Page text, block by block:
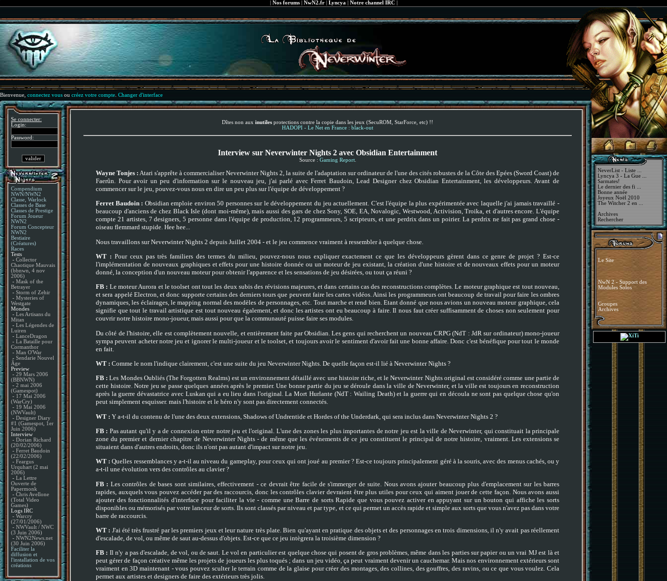
Nos forums| NwN2.fr| Lyncya Notre channel IRC|
Bienvenue, connectez vous ou créez votre compte Changer d'interface
Se connecter:
Login:
Password:
Compendium
NWN/NWN2
Classe, Warlock
Classes de Base
Classes de Prestige
Forum Joueur
NWN2
Forum Concepteur
NWN2
Bestiaire
(Créatures)
Races
Tests
- Collector
Chaotique Mauvais
(bbnwn, 4 nov
2006)
- Mask of the
Betrayer
- Storm of Zehir
- Mysteries of
Westgate
Mondes
- Les Artisans du
Mitan
- Les Légendes de
Luiren
- LanceDragon
- La Bataille pour
Cormanthor
- Man O'War
- Sendarie Nouvel
Âge
Preview
- 29 Mars 2006
(BBNWN)
- 2 mai 2006
(Gamespot)
- 17 Mai 2006
(WarCry)
- 19 Mai 2006
(NWVault)
- Designer Diary
#1 (Gamespot, 1er
Juin 2006)
Interview
- Dorian Richard
(20/02/2006)
- Ferret Baudoin
(22/02/2006)
- Feargus
Urquhart (2 mai
2006)
- La Lettre
Ouverte de
Papermonk
- Chris Avellone
(Total Video
Games)
Logs IRC
- Warcry
(27/01/2006)
- NWVault / NWC
(3 Juin 2006)
- NWN2News.net
(30 Juin 2006)
Faciliter la
diffusion et
l'installation de vos
créations
Dîtes non aux inutiles protections contre la copie dans les jeux (SecuROM, StarForce, etc) !!
HADOPI - Le Net en France : black-out
Interview sur Neverwinter Nights 2 avec Obsidian Entertainment
Source : Gaming Report.
Wayne Tonjes : Atari s'apprête à commercialiser Neverwinter Nights 2, la suite de l'adaptation sur ordinateur de l'une des cités robustes de la Côte des Epées (Sword Coast) de
Faerûn. Pour avoir un peu d'information sur le nouveau jeu, j'ai parlé avec Ferret Baudoin, Lead Designer chez Obsidian Entertainment, les développeurs. Avant de
commencer sur le jeu, pouvez-vous nous en dire un peu plus sur l'équipe de développement ?
Ferret Baudoin : Obsidian emploie environ 50 personnes sur le développement du jeu actuellement. C'est l'équipe la plus expérimentée avec laquelle j'ai jamais travaillé -
beaucoup d'anciens de chez Black Isle (dont moi-même), mais aussi des gars de chez Sony, SOE, EA, Novalogic, Westwood, Activision, Troika, et d'autres encore. L'équipe
compte 21 artistes, 7 designers, 5 personne dans l'équipe de production, 12 programmeurs, 5 scripteurs, et une perdrix dans un poirier. La perdrix ne fait pas grand chose -
oiseau flemmard stupide. Hee hee...
Nous travaillons sur Neverwinter Nights 2 depuis Juillet 2004 - et le jeu commence vraiment à ressembler à quelque chose.
WT :Pour ceux pas très familiers des termes du milieu, pouvez-nous nous expliquer exactement ce que les développeurs gèrent dans ce genre de projet ? Est-ce
l'implémentation de nouveaux graphiques et effets pour une histoire donnée ou un moteur de jeu existant, la création d'une histoire et de nouveaux effets pour un moteur
donné, la conception d'un nouveau moteur pour obtenir l'apparence et les sensations de jeu désirées, ou tout ça réuni ?
FB : Le moteur Aurora et le toolset ont tout les deux subis des révisions majeures, et dans certains cas des reconstructions complètes. Le moteur graphique est tout nouveau,
et sera appelé Electron, et donc supporte certains des derniers tours que peuvent faire les cartes vidéos. Ainsi les programmeurs ont beaucoup de travail pour faire les ombres
dynamiques, les éclairages, le mapping normal des modèles de personnages, etc. Tout marche et rend bien. Etant donné que nous avions un nouveau moteur graphique, cela
signifie que tout le travail artistique est tout nouveau également, et donc les artistes ont eu beaucoup à faire. Il nous faut créer suffisamment de choses non seulement pour
couvrir notre histoire mono-joueur, mais aussi pour que la communauté puisse faire ses modules.
Du côté de l'histoire, elle est complètement nouvelle, et entièrement faite par Obsidian. Les gens qui recherchent un nouveau CRPG (NdT : JdR sur ordinateur) mono-joueur
sympa peuvent acheter notre jeu et ignorer le multi-joueur et le toolset, et toujours avoir le sentiment d'avoir fait une bonne affaire. Donc c'est bénéfique pour tout le monde
en fait.
WT : Comme le nom l'indique clairement, c'est une suite du jeu Neverwinter Nights. De quelle façon est-il lié à Neverwinter Nights ?
FB : Les Mondes Oubliés (The Forgotten Realms) est un environnement détaillé avec une histoire riche, et le Neverwinter Nights original est considéré comme une partie de
cette histoire. Notre jeu se passe quelques années après le premier. Une bonne partie du jeu se déroule dans la ville de Neverwinter, et la ville est toujours en reconstruction
après la guerre dévastatrice avec Luskan qui a eu lieu dans l'original. La Mort Hurlante (NdT : Wailing Death) et la guerre qui en découla ne sont pas quelque chose qu'on
peut simplement esquisser. mais l'histoire et le héro n'y sont pas directement connectés.
WT : Y a-t-il du contenu de l'une des deux extensions, Shadows of Undrentide et Hordes of the Underdark, qui sera inclus dans Neverwinter Nights 2 ?
FB : Pas autant qu'il y a de connexion entre notre jeu et l'original. L'une des zones les plus importantes de notre jeu est la ville de Neverwinter, qui constituait la principale
zone du premier et dernier chapitre de Neverwinter Nights - de même que les événements de ce jeu constituent le principal de notre histoire, vraiment. Les extensions se
situaient dans d'autres endroits, donc ils n'ont pas autant d'impact sur notre jeu.
WT : Quelles ressemblances y a-t-il au niveau du gameplay, pour ceux qui ont joué au premier ? Est-ce toujours principalement géré à la souris, avec des menus cachés, ou y
a-t-il une évolution vers des contrôles au clavier ?
FB : Les contrôles de bases sont similaires, effectivement - ce devrait être facile de s'immerger de suite. Nous avons ajouter beaucoup plus d'emplacement sur les barres
rapides, auxquels vous pouvez accéder par des raccourcis, donc les contrôles clavier devraient être plus utiles pour ceux qui aiment jouer de cette façon. Nous avons aussi
ajouter des fonctionnalités d'interface pour faciliter la vie - comme une Barre de sorts Rapide que vous pouvez activer en appuyant sur un bouton qui affiche les sorts
disponibles ou mémorisés par votre lanceur de sorts. Ils sont classés par niveau et par type, et ce qui permet un accès rapide et simple aux sorts que vous n'avez pas dans votre
barre de raccourcis.
WT : J'ai été très frustré par les premiers jeux et leur nature très plate. Bien qu'ayant en pratique des objets et des personnages en trois dimensions, il n'y avait pas réellement
d'escalade, de vol, ou même de saut au-dessus d'objets. Est-ce que ce jeu intègrera la troisième dimension ?
FB : Il n'y a pas d'escalade, de vol, ou de saut. Le vol en particulier est quelque chose qui posent de gros problèmes, même dans les parties sur papier ou un vrai MJ est là et
peut gérer de façon créative même les projets de joueurs les plus toqués ; dans un jeu vidéo, ça peut vraiment devenir un cauchemar. Mais nos environnement extérieurs sont
vraiment en 3D maintenant - vous pouvez sculter le terrain comme de la glaise pour créer des montages, des collines, des gouffres, des ravins, ou ce que vous voulez. Cela
permet aux artistes et designers de faire des extérieurs très jolis.
NeverList - Liste ...
Lyncya 3 - La Gue ...
Sarmates!
Le dernier des fi ...
Bonne année
Joyeux Noël 2010
The Witcher 2 en ...
Archives
Rechercher
Le Site
NwN 2 - Support des
Modules Solos
Groupes
Archives